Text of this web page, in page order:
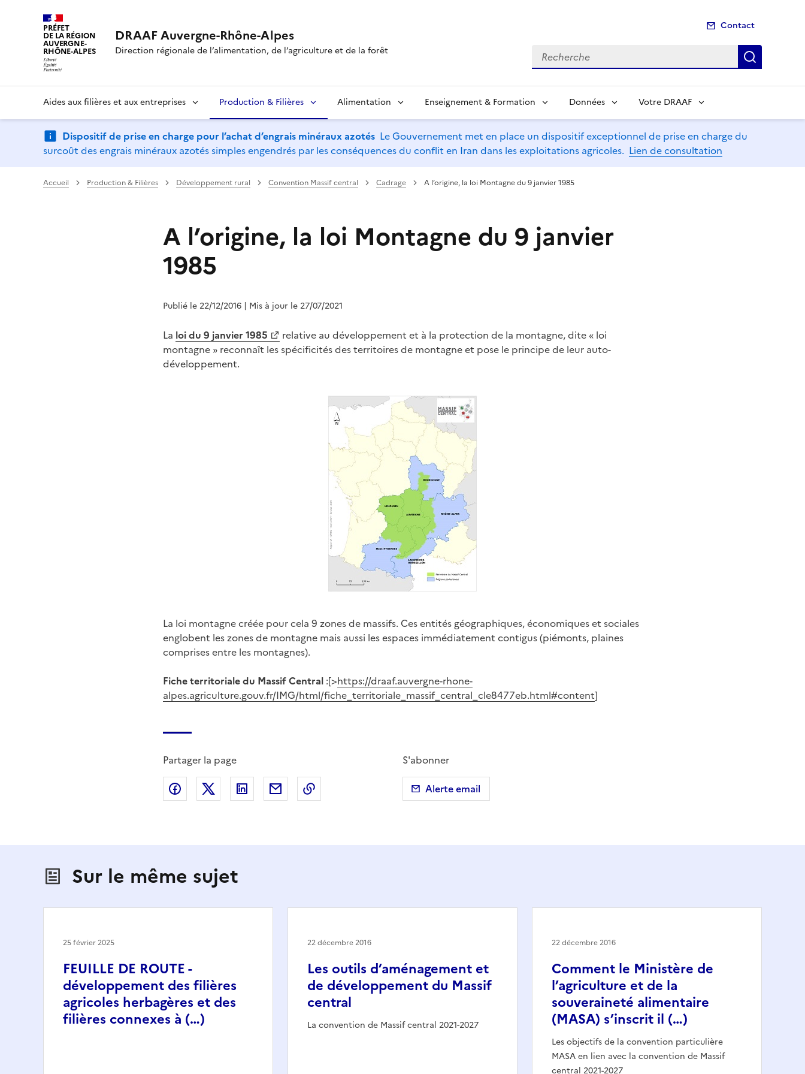
PRÉFET
DE LA RÉGION
AUVERGNE-
RHÔNE-ALPES
DRAAF Auvergne-Rhône-Alpes
Direction régionale de l’alimentation, de l’agriculture et de la forêt
Contact
Recherche
Aides aux filières et aux entreprises Production & Filières Alimentation Enseignement & Formation Données Votre DRAAF
Dispositif de prise en charge pour l’achat d’engrais minéraux azotés Le Gouvernement met en place un dispositif exceptionnel de prise en charge du
surcoût des engrais minéraux azotés simples engendrés par les conséquences du conflit en Iran dans les exploitations agricoles. Lien de consultation
Accueil Production & Filières Développement rural Convention Massif central Cadrage A l’origine, la loi Montagne du 9 janvier 1985
A l’origine, la loi Montagne du 9 janvier
1985
Publié le 22/12/2016 | Mis à jour le 27/07/2021
La loi du 9 janvier 1985
relative au développement et à la protection de la montagne, dite « loi
montagne » reconnaît les spécificités des territoires de montagne et pose le principe de leur auto-
développement.
La loi montagne créée pour cela 9 zones de massifs. Ces entités géographiques, économiques et sociales
englobent les zones de montagne mais aussi les espaces immédiatement contigus (piémonts, plaines
comprises entre les montagnes).
Fiche territoriale du Massif Central :[>https://draaf.auvergne-rhone-
alpes.agriculture.gouv.fr/IMG/html/fiche_territoriale_massif_central_cle8477eb.html#content]
Partager la page
Partager sur Facebook
Partager sur X (anciennement Twitter)
Partager sur LinkedIn
Partager par emailCopier dans le presse-papier
S'abonner
Alerte email
Sur le même sujet
FEUILLE DE ROUTE -
développement des filières
agricoles herbagères et des
filières connexes à (…)
25 février 2025
Les outils d’aménagement et
de développement du Massif
central
La convention de Massif central 2021-2027
22 décembre 2016
Comment le Ministère de
l’agriculture et de la
souveraineté alimentaire
(MASA) s’inscrit il (…)
Les objectifs de la convention particulière
MASA en lien avec la convention de Massif
central 2021-2027
22 décembre 2016